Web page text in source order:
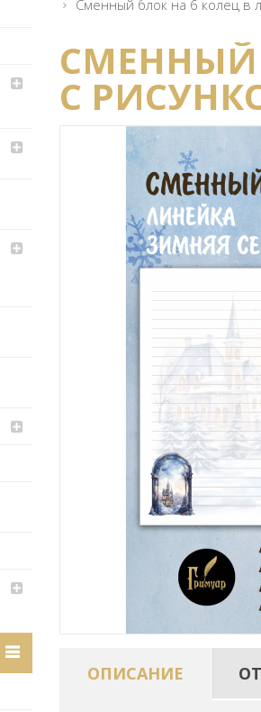
Сменный блок на 6 колец в
СМЕННЫЙ
С
ОПИСАНИЕ